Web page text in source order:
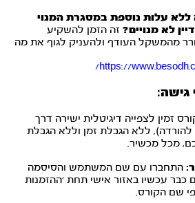
עלות נוספת במסגרת המנוי
לא מנויים? זה הזמן להשקיע
מהמשקל העודף ולהעניק לגוף את מה
https://
גישה:
זמין לצפייה דיגיטלית ישירה דרך
להורדה), ללא הגבלת זמן וללא הגבלת
מכל מכשיר.
התחברו עם שם המשתמש והסיסמה
כבר עכשיו באזור אישי תחת ‘ההזמנות
שם הקורס.